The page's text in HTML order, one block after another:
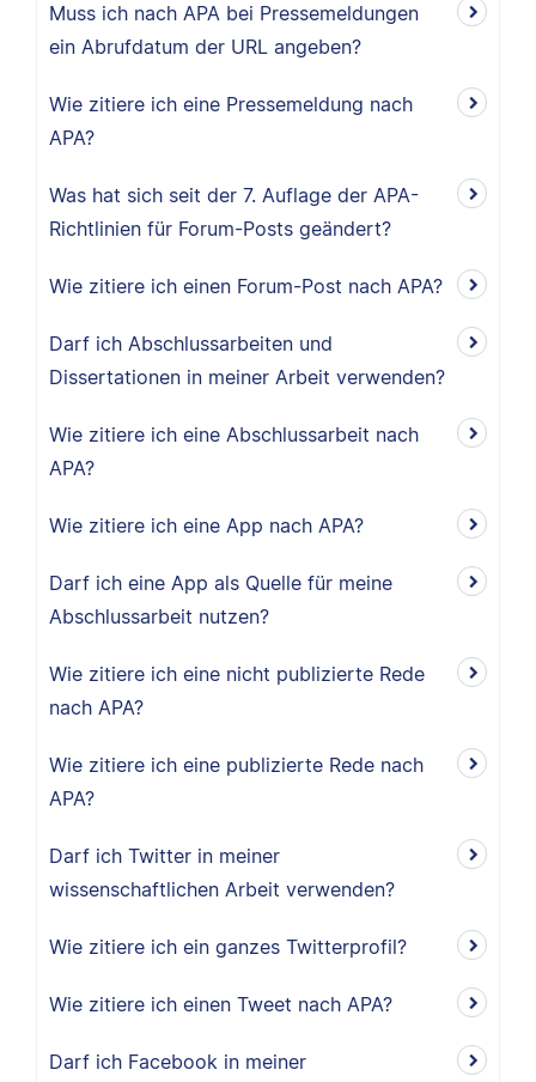
Muss ich nach APA bei Pressemeldungen
ein Abrufdatum der URL angeben?
Wie zitiere ich eine Pressemeldung nach
APA?
Was hat sich seit der 7. Auflage der APA-
Richtlinien für Forum-Posts geändert?
Wie zitiere ich einen Forum-Post nach APA?
Darf ich Abschlussarbeiten und
Dissertationen in meiner Arbeit verwenden?
Wie zitiere ich eine Abschlussarbeit nach
APA?
Wie zitiere ich eine App nach APA?
Darf ich eine App als Quelle für meine
Abschlussarbeit nutzen?
Wie zitiere ich eine nicht publizierte Rede
nach APA?
Wie zitiere ich eine publizierte Rede nach
APA?
Darf ich Twitter in meiner
wissenschaftlichen Arbeit verwenden?
Wie zitiere ich ein ganzes Twitterprofil?
Wie zitiere ich einen Tweet nach APA?
Darf ich Facebook in meiner